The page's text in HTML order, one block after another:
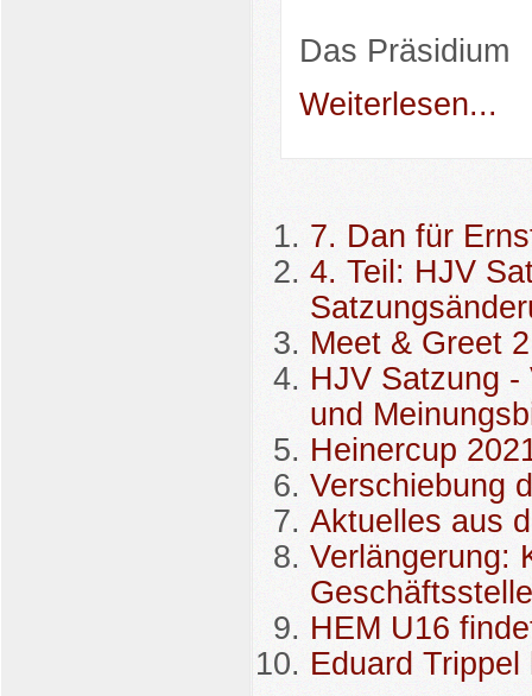
Das Präsidium
Weiterlesen...
7. Dan für
4. Teil: HJV
Meet & Greet
HJV Satzung -
und
Heinercup
Verschiebung
Aktuelles aus
Verlängerung:
HEM U16
Eduard